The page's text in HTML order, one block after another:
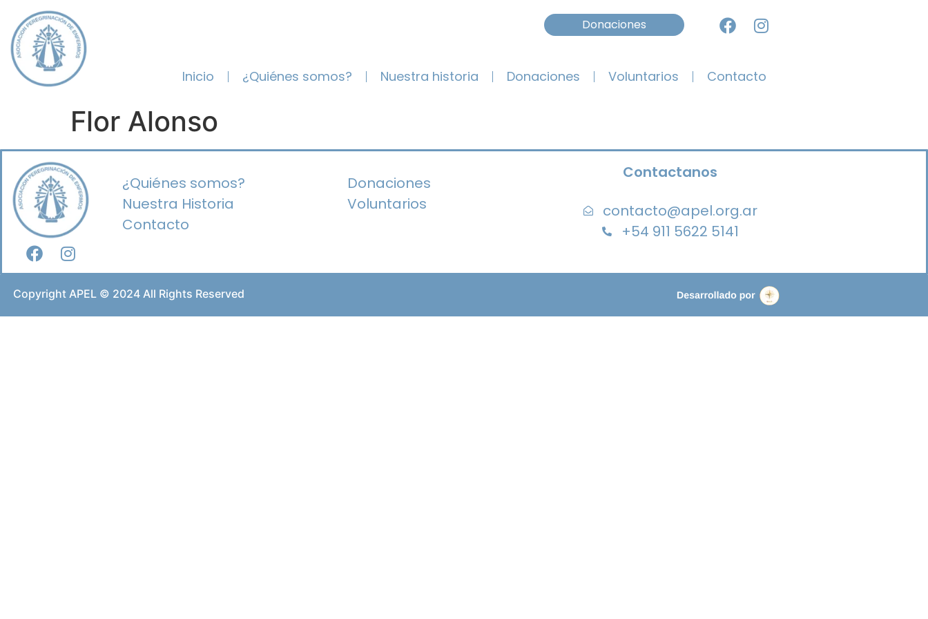
Donaciones
Inicio ¿Quiénes somos? Nuestra historia Donaciones Voluntarios Contacto
Flor Alonso
¿Quiénes somos?
Nuestra Historia
Contacto
Donaciones
Voluntarios
Contactanos
contacto@apel.org.ar
+54 911 5622 5141
Copyright APEL © 2024 All Rights Reserved